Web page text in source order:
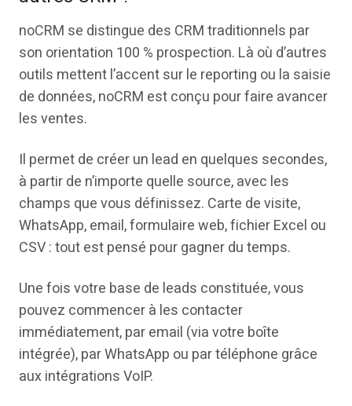
noCRM se distingue des CRM traditionnels par
son orientation 100 % prospection. Là où d’autres
outils mettent l’accent sur le reporting ou la saisie
de données, noCRM est conçu pour faire avancer
les ventes.
Il permet de créer un lead en quelques secondes,
à partir de n’importe quelle source, avec les
champs que vous définissez. Carte de visite,
WhatsApp, email, formulaire web, fichier Excel ou
CSV : tout est pensé pour gagner du temps.
Une fois votre base de leads constituée, vous
pouvez commencer à les contacter
immédiatement, par email (via votre boîte
intégrée), par WhatsApp ou par téléphone grâce
aux intégrations VoIP.